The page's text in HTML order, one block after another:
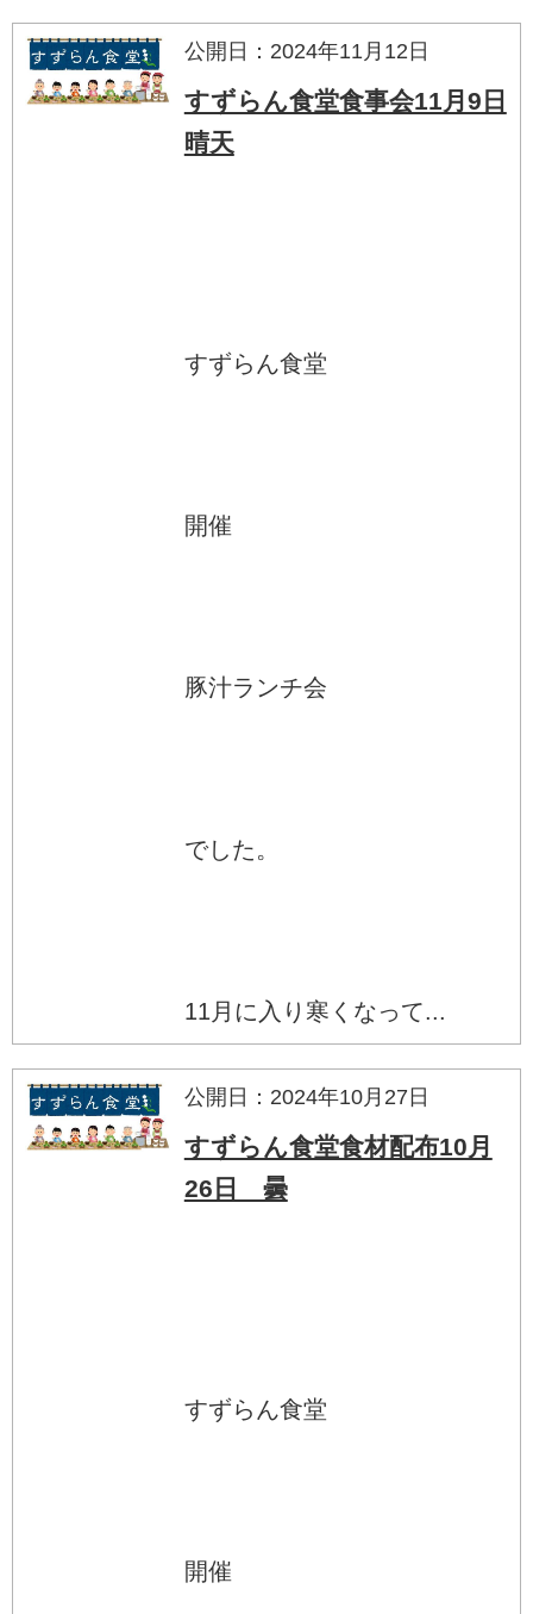
公開日：2024年11月12日
すずらん食堂食事会11月9日
晴天
すずらん食堂
開催
豚汁ランチ会
でした。
11月に入り寒くなって...
公開日：2024年10月27日
すずらん食堂食材配布10月
26日 曇
すずらん食堂
開催